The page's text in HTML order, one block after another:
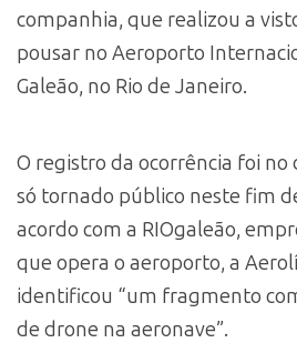
companhia, que realizou a
pousar no Aeroporto
Galeão, no Rio de Janeiro.
O registro da ocorrência foi no
só tornado público neste fim
acordo com a RIOgaleão,
que opera o aeroporto, a
identificou “um fragmento
de drone na aeronave”.